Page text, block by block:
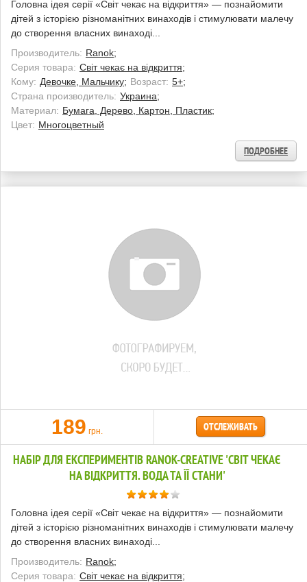
Головна ідея серії «Світ чекає на відкриття» — познайомити
дітей з історією різноманітних винаходів і стимулювати малечу
до створення власних винаході...
Производитель: Ranok;
Серия товара: Світ чекає на відкриття;
Кому: Девочке, Мальчику; Возраст: 5+;
Страна производитель: Украина;
Материал: Бумага, Дерево, Картон, Пластик;
Цвет: Многоцветный
ПОДРОБНЕЕ
189 грн. ОТСЛЕЖИВАТЬ
НАБІР ДЛЯ ЕКСПЕРИМЕНТІВ RANOK-CREATIVE 'СВІТ ЧЕКАЄ
НА ВІДКРИТТЯ. ВОДА ТА ЇЇ СТАНИ'
Головна ідея серії «Світ чекає на відкриття» — познайомити
дітей з історією різноманітних винаходів і стимулювати малечу
до створення власних винаході...
Производитель: Ranok;
Серия товара: Світ чекає на відкриття;